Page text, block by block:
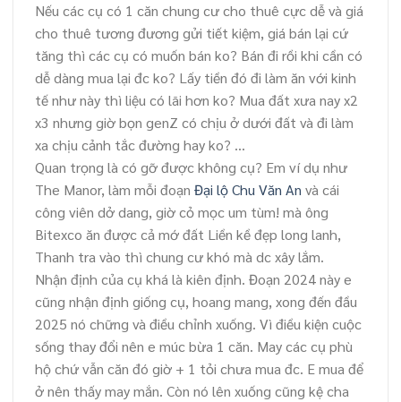
Nếu các cụ có 1 căn chung cư cho thuê cực dễ và giá
cho thuê tương đương gửi tiết kiệm, giá bán lại cứ
tăng thì các cụ có muốn bán ko? Bán đi rồi khi cần có
dễ dàng mua lại đc ko? Lấy tiền đó đi làm ăn với kinh
tế như này thì liệu có lãi hơn ko? Mua đất xưa nay x2
x3 nhưng giờ bọn genZ có chịu ở dưới đất và đi làm
xa chịu cảnh tắc đường hay ko? …
Quan trọng là có gỡ được không cụ? Em ví dụ như
The Manor, làm mỗi đoạn Đại lộ Chu Văn An và cái
công viên dở dang, giờ cỏ mọc um tùm! mà ông
Bitexco ăn được cả mớ đất Liền kề đẹp long lanh,
Thanh tra vào thì chung cư khó mà dc xây lắm.
Nhận định của cụ khá là kiên định. Đoạn 2024 này e
cũng nhận định giống cụ, hoang mang, xong đến đầu
2025 nó chững và điều chỉnh xuống. Vì điều kiện cuộc
sống thay đổi nên e múc bừa 1 căn. May các cụ phù
hộ chứ vẫn căn đó giờ + 1 tỏi chưa mua đc. E mua để
ở nên thấy may mắn. Còn nó lên xuống cũng kệ cha